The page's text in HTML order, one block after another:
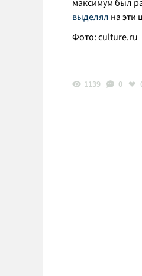
максимум был
выделял на эти
Фото:culture.ru
1139 0